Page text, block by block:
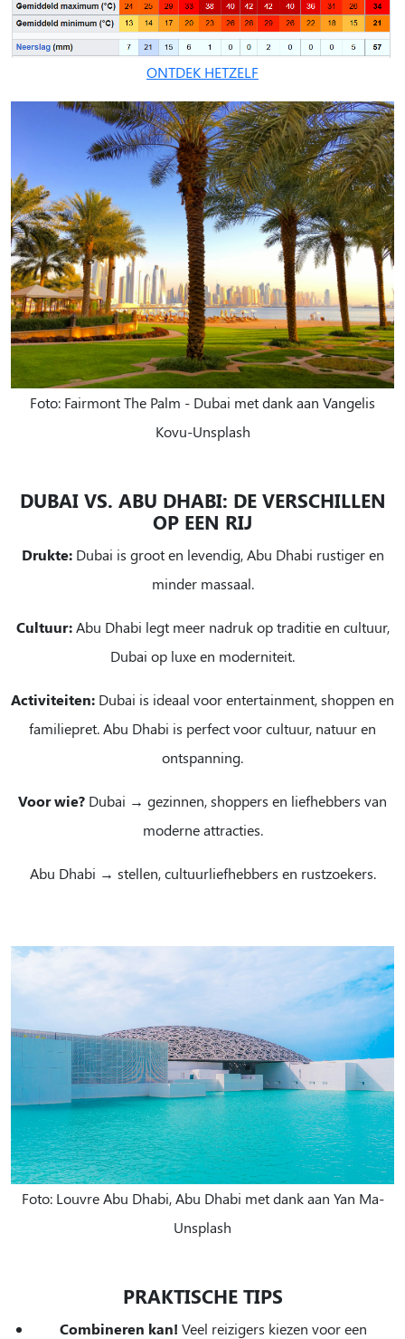
ONTDEK HETZELF
Foto: Fairmont The Palm - Dubai met dank aan Vangelis
Kovu-Unsplash
DUBAI VS. ABU DHABI: DE VERSCHILLEN
OP EEN RIJ
Drukte:Dubai is groot en levendig, Abu Dhabi rustiger en
minder massaal.
Cultuur:Abu Dhabi legt meer nadruk op traditie en cultuur,
Dubai op luxe en moderniteit.
Activiteiten: Dubai is ideaal voor entertainment, shoppen en
familiepret. Abu Dhabi is perfect voor cultuur, natuur en
ontspanning.
Voor wie? Dubai → gezinnen, shoppers en liefhebbers van
moderne attracties.
Abu Dhabi → stellen, cultuurliefhebbers en rustzoekers.
Foto: Louvre Abu Dhabi, Abu Dhabi met dank aan Yan Ma-
Unsplash
PRAKTISCHE TIPS
Combineren kan! Veel reizigers kiezen voor een